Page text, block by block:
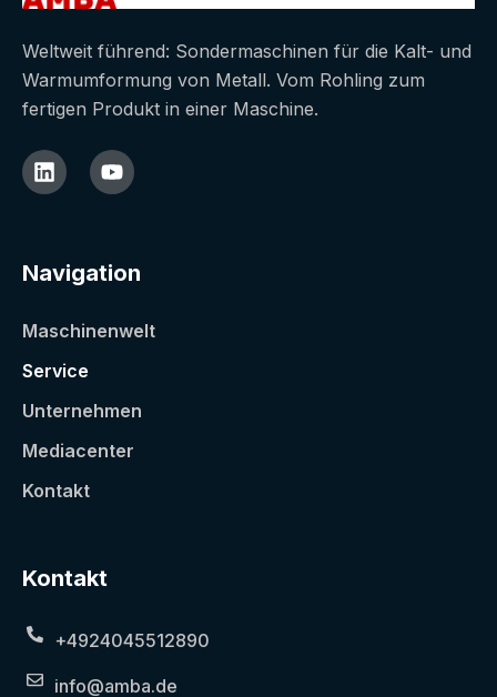
Weltweit führend: Sondermaschinen für die Kalt- und
Warmumformung von Metall. Vom Rohling zum
fertigen Produkt in einer Maschine.
Navigation
Maschinenwelt
Service
Unternehmen
Mediacenter
Kontakt
Kontakt
+4924045512890
info@amba.de